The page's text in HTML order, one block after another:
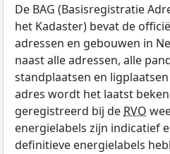
De BAG (Basisregistratie
het Kadaster) bevat de
adressen en gebouwen in
naast alle adressen, alle
standplaatsen en
adres wordt het laatst
geregistreerd bij de RVO
energielabels zijn indicatief
definitieve energielabels